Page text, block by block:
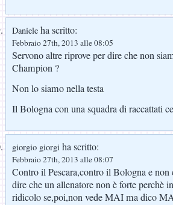
Daniele ha scritto:
Febbraio 27th, 2013 alle 08:05
Servono altre riprove per dire che non
Champion ?
Non lo siamo nella testa
Il Bologna con una squadra di raccattati
giorgio giorgi ha scritto:
Febbraio 27th, 2013 alle 08:07
Contro il Pescara,contro il Bologna e
dire che un allenatore non è forte perchè
ridicolo se,poi,non vede MAI ma dico